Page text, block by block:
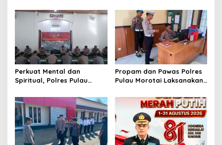
Pelayanan Masyarakat
Selama 1×24 Jam
Gangguan Kamtibmas
Perkuat Mental dan
Spiritual, Polres Pulau
Binrohtal untuk Bentuk
Personel Berintegritas
Propam dan Pawas Polres
Pulau Morotai Laksanakan
Pastikan Masyarakat
Mendapat Pelayanan
Optimal